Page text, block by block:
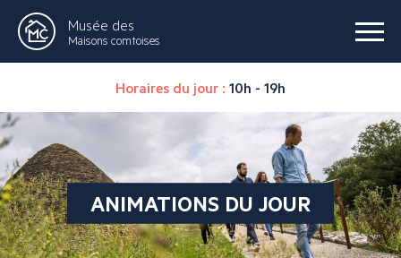
Musée des
Maisons comtoises
Horaires du jour : 10h - 19h
ANIMATIONS DU JOUR